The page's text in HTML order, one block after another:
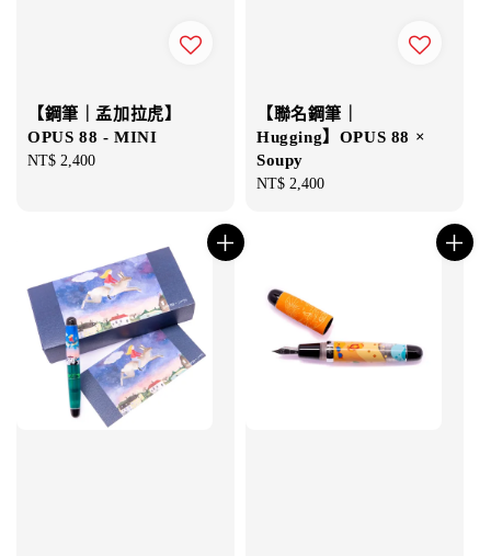
【鋼筆｜孟加拉虎】
OPUS 88 - MINI
Regular
NT$ 2,400
【聯名鋼筆｜
Hugging】OPUS 88 ×
Soupy
Regular
NT$ 2,400